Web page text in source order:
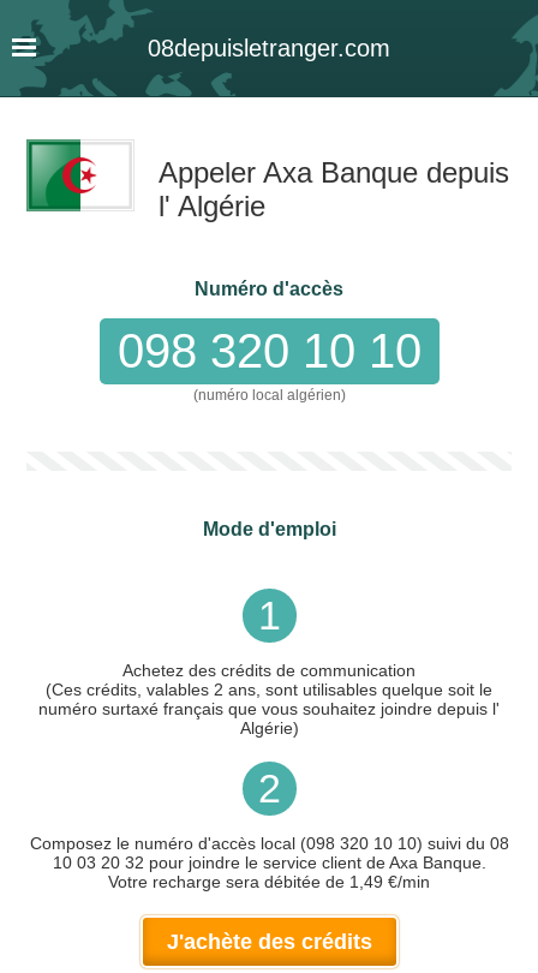
08depuisletranger.com
Appeler Axa Banque depuis
l' Algérie
Numéro d'accès
098 320 10 10
(numéro local algérien)
Mode d'emploi
1
Achetez des crédits de communication
(Ces crédits, valables 2 ans, sont utilisables quelque soit le
numéro surtaxé français que vous souhaitez joindre depuis l'
Algérie)
2
Composez le numéro d'accès local (098 320 10 10) suivi du 08
10 03 20 32 pour joindre le service client de Axa Banque.
Votre recharge sera débitée de 1,49 €/min
J'achète des crédits